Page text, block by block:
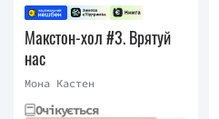
Макстон-хол #3. Врятуй
нас
Мона Кастен
Очікується